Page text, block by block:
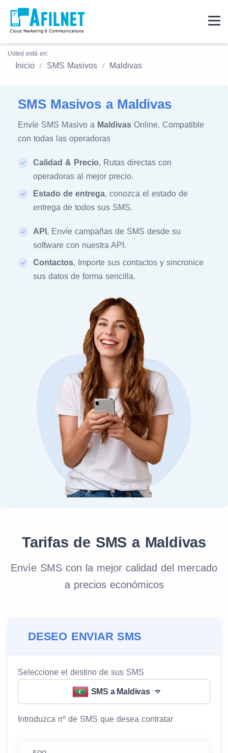
Usted está en:
Inicio SMS Masivos Maldivas
SMS Masivos a Maldivas
Envíe SMS Masivo a Maldivas Online. Compatible
con todas las operadoras
Calidad & Precio, Rutas directas con
operadoras al mejor precio.
Estado de entrega, conozca el estado de
entrega de todos sus SMS.
API , Envíe campañas de SMS desde su
software con nuestra API.
Contactos, Importe sus contactos y sincronice
sus datos de forma sencilla.
Tarifas de SMS a Maldivas
Envíe SMS con la mejor calidad del mercado
a precios económicos
DESEO ENVIAR SMS
Seleccione el destino de sus SMS
SMS a Maldivas
Introduzca nº de SMS que desea contratar